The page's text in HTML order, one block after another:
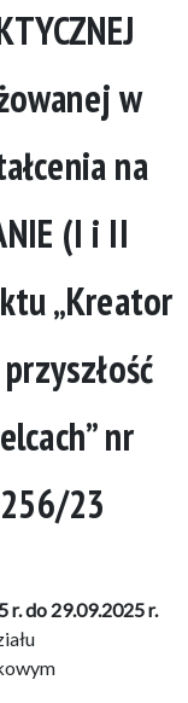
w
na
(I i II
„Kreator
nr
23
r. do 29.09.2025 r.